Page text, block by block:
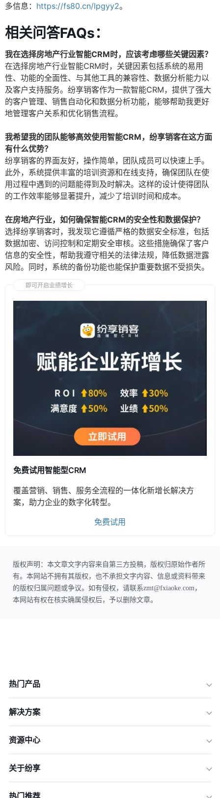
多信息： https://fs80.cn/lpgyy2。
相关问答FAQs：
我在选择房地产行业智能CRM时，应该考虑哪些关键因素？
在选择房地产行业智能CRM时，关键因素包括系统的易用
性、功能的全面性、与其他工具的兼容性、数据分析能力以
及客户支持服务。纷享销客作为一款智能CRM，提供了强大
的客户管理、销售自动化和数据分析功能，能够帮助我更好
地管理客户关系和优化销售流程。
我希望我的团队能够高效使用智能CRM，纷享销客在这方面
有什么优势？
纷享销客的界面友好，操作简单，团队成员可以快速上手。
此外，系统提供丰富的培训资源和在线支持，确保团队在使
用过程中遇到的问题能得到及时解决。这样的设计使得团队
的工作效率能够显著提升，减少了培训时间和成本。
在房地产行业，如何确保智能CRM的安全性和数据保护？
选择纷享销客时，我发现它遵循严格的数据安全标准，包括
数据加密、访问控制和定期安全审核。这些措施确保了客户
信息的安全性，帮助我遵守相关的法律法规，降低数据泄露
风险。同时，系统的备份功能也能保护重要数据不受损失。
即可开启业绩增长
免费试用智能型CRM
覆盖营销、销售、服务全流程的一体化新增长解决方
案，助力企业的数字化转型。
免费试用
版权声明：本文章文字内容来自第三方投稿，版权归原始作者所
有。本网站不拥有其版权，也不承担文字内容、信息或资料带来
的版权归属问题或争议。如有侵权，请联系zmt@fxiaoke.com，
本网站有权在核实确属侵权后，予以删除文章。
热门产品
解决方案
资源中心
关于纷享